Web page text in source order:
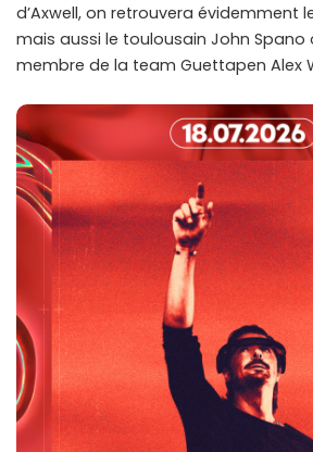
d’Axwell, on retrouvera évidemment
mais aussi le toulousain John Spano
membre de la team Guettapen Alex